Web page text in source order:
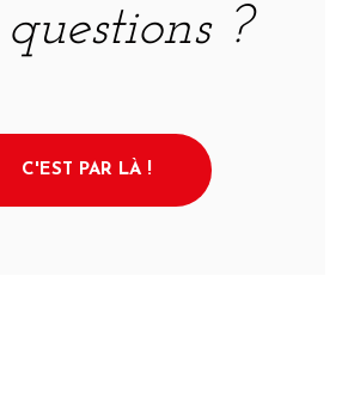
questions ?
C'EST PAR LÀ !